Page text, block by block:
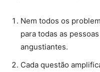
Nem todos os
para todas as
angustiantes.
Cada questão